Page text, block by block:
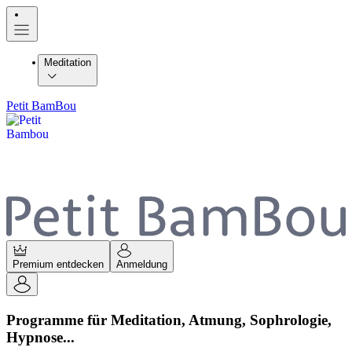
Meditation
Petit BamBou
Premium entdecken Anmeldung
Programme für Meditation, Atmung, Sophrologie,
Hypnose...